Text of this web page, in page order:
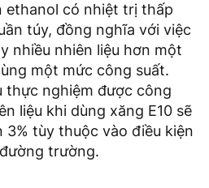
ethanol có nhiệt trị thấp
túy, đồng nghĩa với việc
nhiều nhiên liệu hơn một
một mức công suất.
thực nghiệm được công
liệu khi dùng xăng E10 sẽ
3% tùy thuộc vào điều kiện
trường.